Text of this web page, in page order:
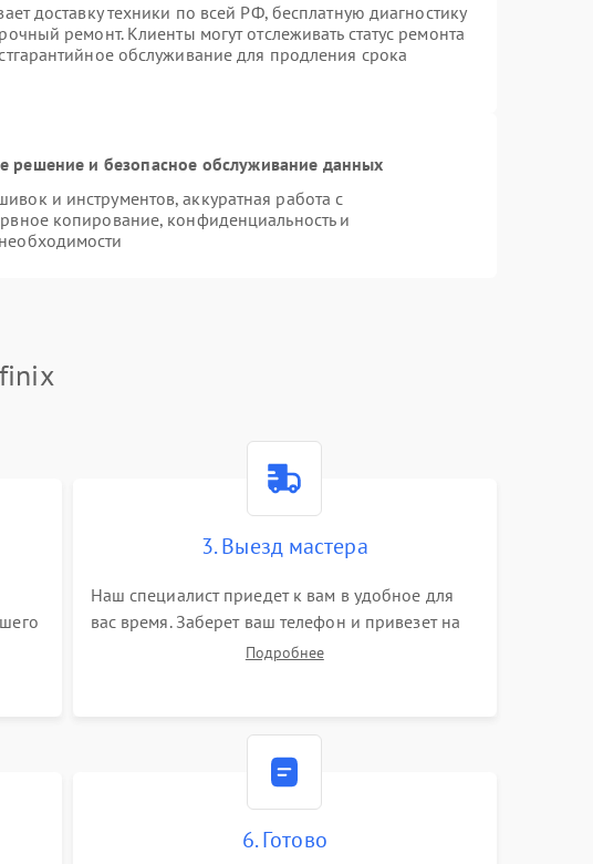
доставку техники по всей РФ, бесплатную диагностику
ремонт. Клиенты могут отслеживать статус ремонта
обслуживание для продления срока
решение и безопасное обслуживание данных
и инструментов, аккуратная работа с
копирование, конфиденциальность и
3. Выезд мастера
Наш специалист приедет к вам в удобное для
вас время. Заберет ваш телефон и привезет на
склад для диагностики.Подробнее
6. Готово